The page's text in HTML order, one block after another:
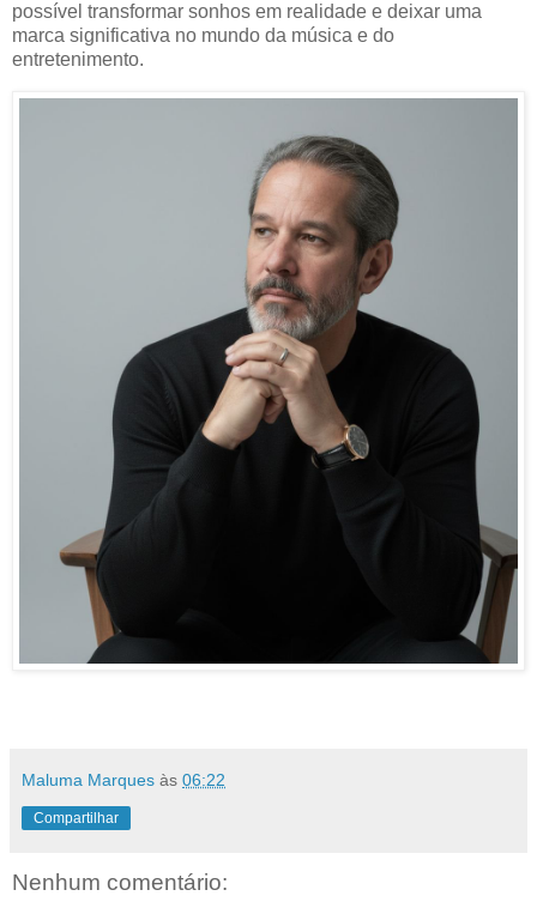
possível transformar sonhos em realidade e deixar uma
marca significativa no mundo da música e do
entretenimento.
Maluma Marques às 06:22
Compartilhar
Nenhum comentário: